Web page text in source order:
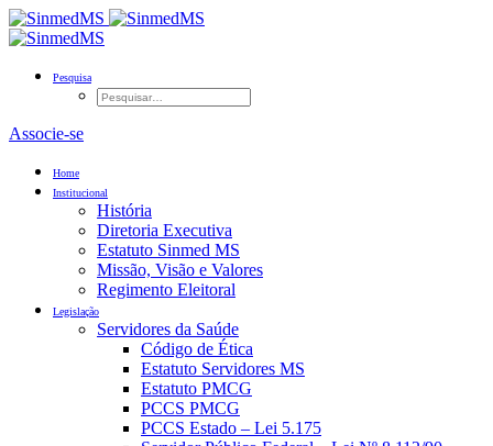
Pesquisa
Associe-se
Home
Institucional
História
Diretoria Executiva
Estatuto Sinmed MS
Missão, Visão e Valores
Regimento Eleitoral
Legislação
Servidores da Saúde
Código de Ética
Estatuto Servidores MS
Estatuto PMCG
PCCS PMCG
PCCS Estado – Lei 5.175